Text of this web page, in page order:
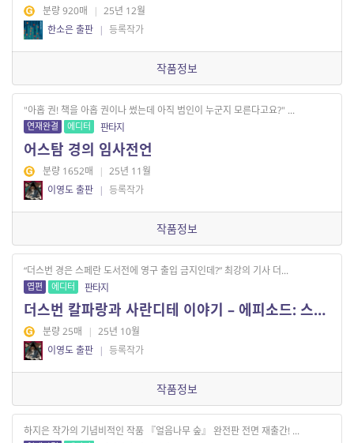
분량 920매 | 25년 12월
한소은 출판 | 등록작가
작품정보
"아홉 권! 책을 아홉 권이나 썼는데 아직 범인이 누군지 모른다고요?" ...
연재완결 에디터 판타지
어스탐 경의 임사전언
분량 1652매 | 25년 11월
이영도 출판 | 등록작가
작품정보
“더스번 경은 스페란 도서전에 영구 출입 금지인데?” 최강의 기사 더...
엽편 에디터 판타지
더스번 칼파랑과 사란디테 이야기 – 에피소드: 스페란 도서전에서
분량 25매 | 25년 10월
이영도 출판 | 등록작가
작품정보
하지은 작가의 기념비적인 작품 『얼음나무 숲』 완전판 전면 재출간! ...